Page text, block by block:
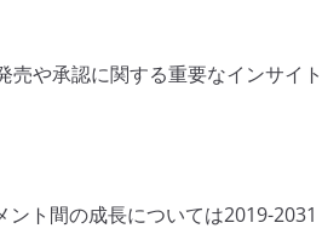
や承認に関する重要なインサイト
ト間の成長については2019-2031